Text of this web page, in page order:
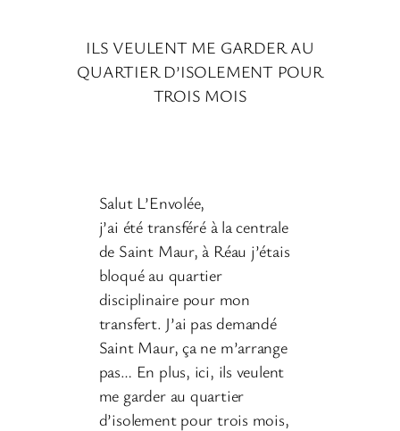
ILS VEULENT ME GARDER AU
QUARTIER D’ISOLEMENT POUR
TROIS MOIS
Salut L’Envolée,
j’ai été transféré à la centrale
de Saint Maur, à Réau j’étais
bloqué au quartier
disciplinaire pour mon
transfert. J’ai pas demandé
Saint Maur, ça ne m’arrange
pas… En plus, ici, ils veulent
me garder au quartier
d’isolement pour trois mois,